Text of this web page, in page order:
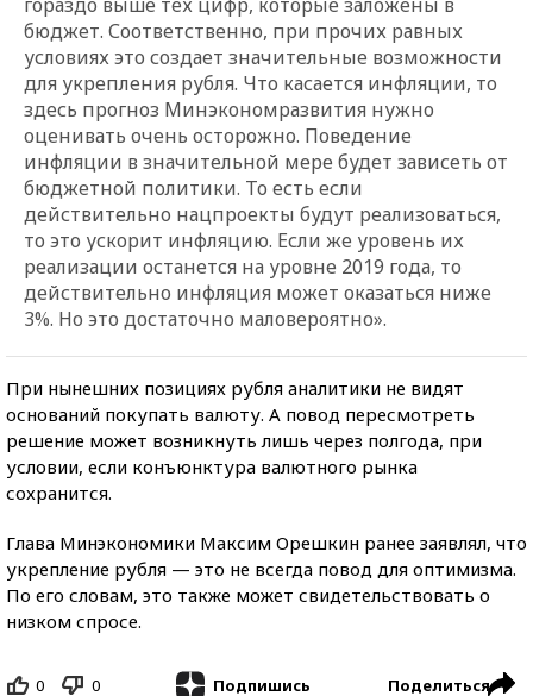
бюджет. Соответственно, при прочих равных
условиях это создает значительные возможности
для укрепления рубля. Что касается инфляции, то
здесь прогноз Минэкономразвития нужно
оценивать очень осторожно. Поведение
инфляции в значительной мере будет зависеть от
бюджетной политики. То есть если
действительно нацпроекты будут реализоваться,
то это ускорит инфляцию. Если же уровень их
реализации останется на уровне 2019 года, то
действительно инфляция может оказаться ниже
3%. Но это достаточно маловероятно».
При нынешних позициях рубля аналитики не видят
оснований покупать валюту. А повод пересмотреть
решение может возникнуть лишь через полгода, при
условии, если конъюнктура валютного рынка
сохранится.
Глава Минэкономики Максим Орешкин ранее заявлял, что
укрепление рубля — это не всегда повод для оптимизма.
По его словам, это также может свидетельствовать о
низком спросе.
0 0 Подпишись Поделиться